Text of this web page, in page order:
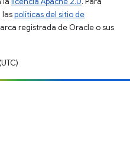
laspolíticas del sitio de
registrada de Oracle o sus